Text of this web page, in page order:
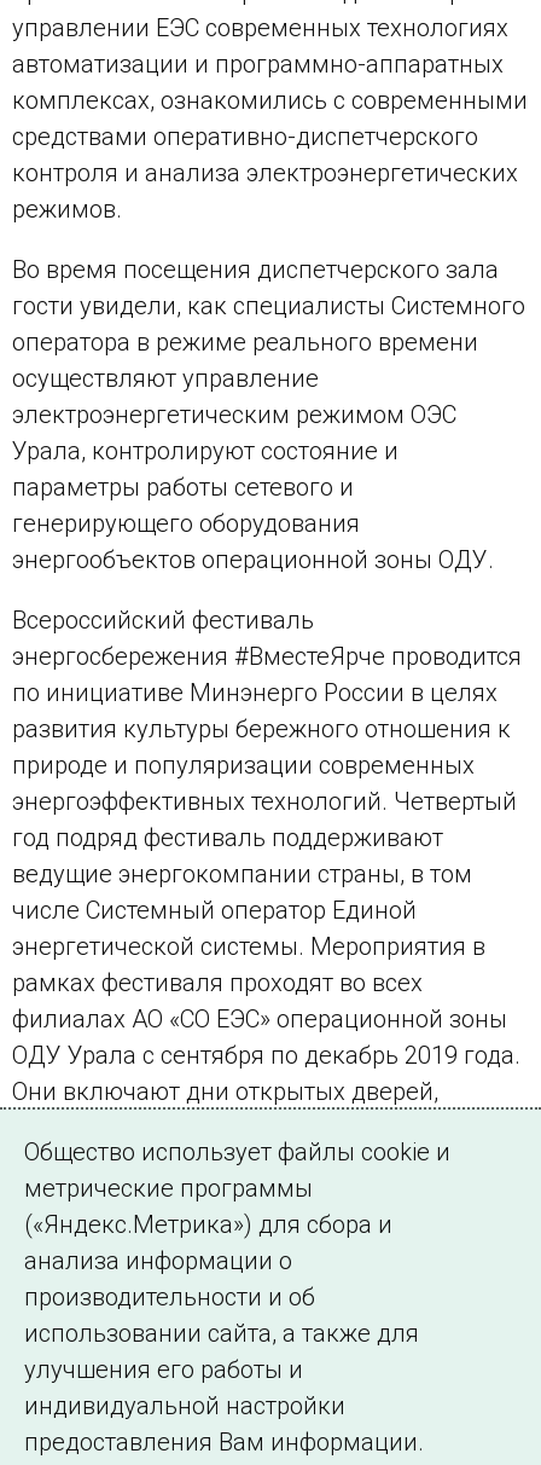
управлении ЕЭС современных технологиях
автоматизации и программно-аппаратных
комплексах, ознакомились с современными
средствами оперативно-диспетчерского
контроля и анализа электроэнергетических
режимов.
Во время посещения диспетчерского зала
гости увидели, как специалисты Системного
оператора в режиме реального времени
осуществляют управление
электроэнергетическим режимом ОЭС
Урала, контролируют состояние и
параметры работы сетевого и
генерирующего оборудования
энергообъектов операционной зоны ОДУ.
Всероссийский фестиваль
энергосбережения #ВместеЯрче проводится
по инициативе Минэнерго России в целях
развития культуры бережного отношения к
природе и популяризации современных
энергоэффективных технологий. Четвертый
год подряд фестиваль поддерживают
ведущие энергокомпании страны, в том
числе Системный оператор Единой
энергетической системы. Мероприятия в
рамках фестиваля проходят во всех
филиалах АО «СО ЕЭС» операционной зоны
ОДУ Урала с сентября по декабрь 2019 года.
Они включают дни открытых дверей,
спортивные мероприятия.
← Все публикации
Подписаться на новости
©2005–2026 АО «СО ЕЭС»
Филиалы и
представительства
Общество использует файлы cookie и
метрические программы
(«Яндекс.Метрика») для сбора и
анализа информации о
производительности и об
использовании сайта, а также для
улучшения его работы и
индивидуальной настройки
предоставления Вам информации.